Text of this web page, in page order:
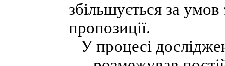
збільшується за
пропозиції.
У процесі